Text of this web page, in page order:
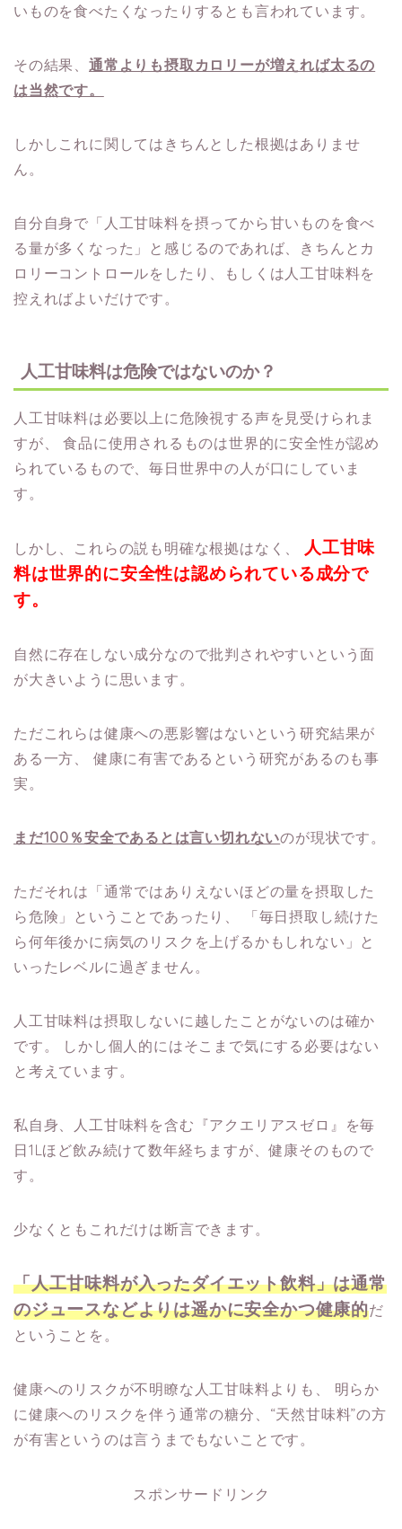
いものを食べたくなったりするとも言われています。
その結果、 通常よりも摂取カロリーが増えれば太るの
は当然です。
しかしこれに関してはきちんとした根拠はありませ
ん。
自分自身で「人工甘味料を摂ってから甘いものを食べ
る量が多くなった」と感じるのであれば、きちんとカ
ロリーコントロールをしたり、もしくは人工甘味料を
控えればよいだけです。
人工甘味料は危険ではないのか？
人工甘味料は必要以上に危険視する声を見受けられま
すが、
食品に使用されるものは世界的に安全性が認め
られているもので、毎日世界中の人が口にしていま
す。
しかし、これらの説も明確な根拠はなく、
人工甘味
料は世界的に安全性は認められている成分で
す。
自然に存在しない成分なので批判されやすいという面
が大きいように思います。
ただこれらは健康への悪影響はないという研究結果が
ある一方、
健康に有害であるという研究があるのも事
実。
まだ100％安全であるとは言い切れないのが現状です。
ただそれは「通常ではありえないほどの量を摂取した
ら危険」ということであったり、
「毎日摂取し続けた
ら何年後かに病気のリスクを上げるかもしれない」と
いったレベルに過ぎません。
人工甘味料は摂取しないに越したことがないのは確か
です。
しかし個人的にはそこまで気にする必要はない
と考えています。
私自身、人工甘味料を含む『アクエリアスゼロ』を毎
日1Lほど飲み続けて数年経ちますが、健康そのもので
す。
少なくともこれだけは断言できます。
「人工甘味料が入ったダイエット飲料」は通常
のジュースなどよりは遥かに安全かつ健康的だ
ということを。
健康へのリスクが不明瞭な人工甘味料よりも、
明らか
に健康へのリスクを伴う通常の糖分、“天然甘味料”の方
が有害というのは言うまでもないことです。
スポンサードリンク